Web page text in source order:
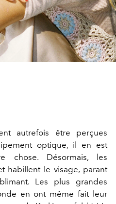
autrefois être perçues
optique, il en est
chose. Désormais, les
habillent le visage, parant
Les plus grandes
en ont même fait leur